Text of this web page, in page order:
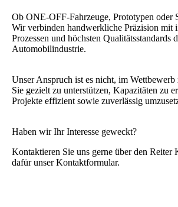
Ob ONE-OFF-Fahrzeuge, Prototypen oder
Wir verbinden handwerkliche Präzision mit
Prozessen und höchsten Qualitätsstandards
Automobilindustrie.
Unser Anspruch ist es nicht, im Wettbewerb
Sie gezielt zu unterstützen, Kapazitäten zu
Projekte effizient sowie zuverlässig
Haben wir Ihr Interesse geweckt?
Kontaktieren Sie uns gerne über den Reiter
dafür unser Kontaktformular.